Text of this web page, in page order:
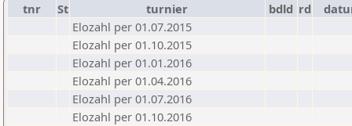
tnr St turnier bdld rd
Elozahl per 01.07.2015
Elozahl per 01.10.2015
Elozahl per 01.01.2016
Elozahl per 01.04.2016
Elozahl per 01.07.2016
Elozahl per 01.10.2016